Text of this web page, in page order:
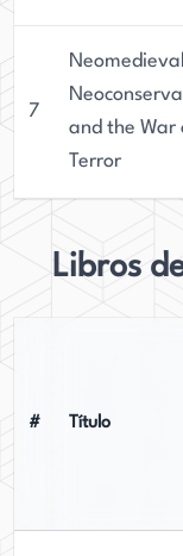
7
and the War
Terror
Libros
# Título